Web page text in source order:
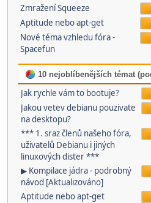
Zmražení Squeeze
Aptitude nebo apt-get
Nové téma vzhledu fóra -
Spacefun
10 nejoblíbenějších témat
Jak rychle vám to bootuje?
Jakou vetev debianu pouzivate
na desktopu?
*** 1. sraz členů našeho fóra,
uživatelů Debianu i jiných
linuxových dister ***
▶ Kompilace jádra - podrobný
návod [Aktualizováno]
Aptitude nebo apt-get